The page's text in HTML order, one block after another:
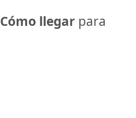
Cómo llegar para